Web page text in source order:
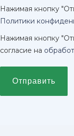
Нажимая кнопку
Политики
Нажимая кнопку
согласие на
Отправить